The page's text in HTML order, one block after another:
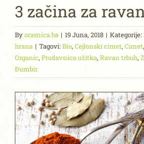
3 začina za
Byorasnica.ba | 19 Juna, 2018 | Kategorije:
hrana | Tagovi:Bio, Cejlonski cimet, Cimet,
Organic, Prodavnica užitka, Ravan trbuh,
Đumbir